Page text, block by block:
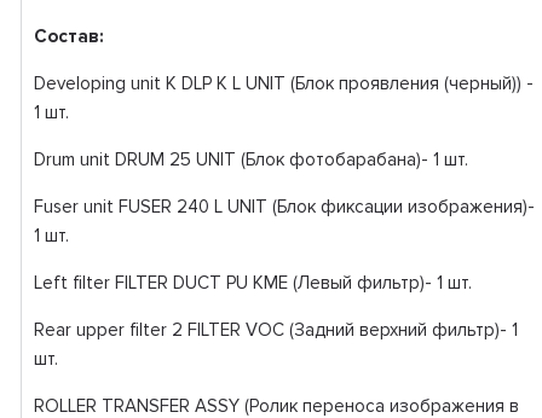
Состав:
Developing unit K DLP K L UNIT (Блок проявления (черный)) -
1 шт.
Drum unit DRUM 25 UNIT (Блок фотобарабана)- 1 шт.
Fuser unit FUSER 240 L UNIT (Блок фиксации изображения)-
1 шт.
Left filter FILTER DUCT PU KME (Левый фильтр)- 1 шт.
Rear upper filter 2 FILTER VOC (Задний верхний фильтр)- 1
шт.
ROLLER TRANSFER ASSY (Ролик переноса изображения в